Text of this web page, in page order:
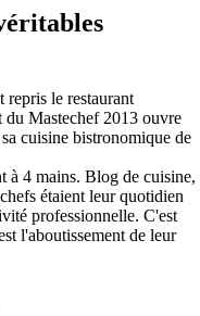
repris le restaurant
Mastechef 2013 ouvre
cuisine bistronomique de
à 4 mains. Blog de cuisine,
étaient leur quotidien
professionnelle. C'est
l'aboutissement de leur